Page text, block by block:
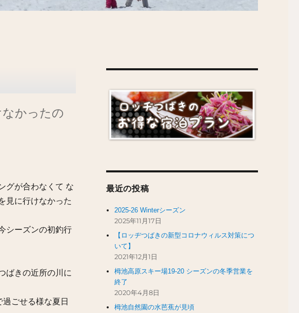
かったの
グが合わなくて な
見に行けなかった
シーズンの初釣行
ばきの近所の川に
過ごせる様な夏日
最近の投稿
2025-26 Winterシーズン
2025年11月17日
【ロッヂつばきの新型コロナウィルス対策につ
いて】
2021年12月1日
栂池高原スキー場19-20 シーズンの冬季営業を
終了
2020年4月8日
栂池自然園の水芭蕉が見頃